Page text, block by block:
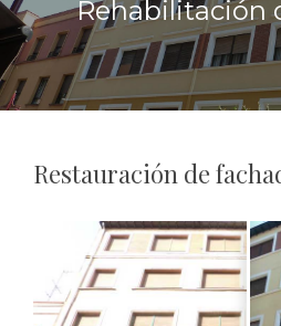
Rehabilitación
Restauración de